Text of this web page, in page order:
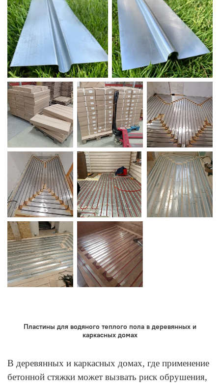
Пластины для водяного теплого пола в деревянных и
каркасных домах
В деревянных и каркасных домах, где применение
бетонной стяжки может вызвать риск обрушения,